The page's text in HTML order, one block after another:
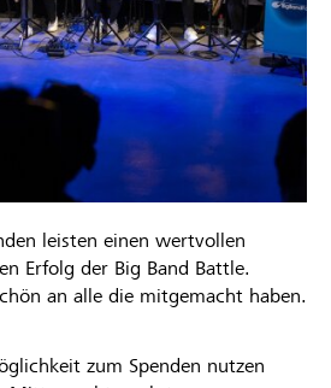
leisten einen wertvollen
Erfolg der Big Band Battle.
an alle die mitgemacht haben.
zum Spenden nutzen